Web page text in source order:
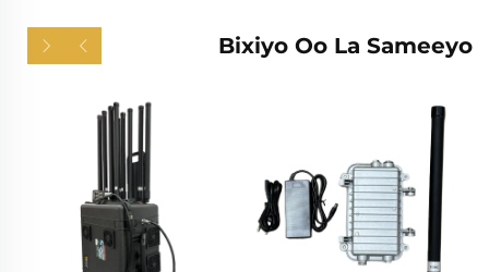
Bixiyo Oo La Sameeyo